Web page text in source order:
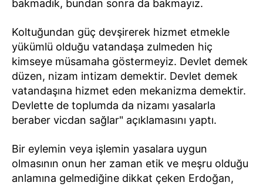
bakmadık, bundan sonra da bakmayız.
Koltuğundan güç devşirerek hizmet etmekle
yükümlü olduğu vatandaşa zulmeden hiç
kimseye müsamaha göstermeyiz. Devlet demek
düzen, nizam intizam demektir. Devlet demek
vatandaşına hizmet eden mekanizma demektir.
Devlette de toplumda da nizamı yasalarla
beraber vicdan sağlar" açıklamasını yaptı.
Bir eylemin veya işlemin yasalara uygun
olmasının onun her zaman etik ve meşru olduğu
anlamına gelmediğine dikkat çeken Erdoğan,